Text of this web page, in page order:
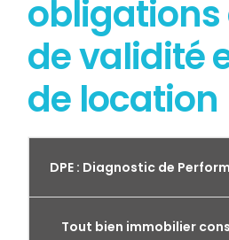
obligations
de validité
de location
DPE : Diagnostic de
Tout bien immobilier